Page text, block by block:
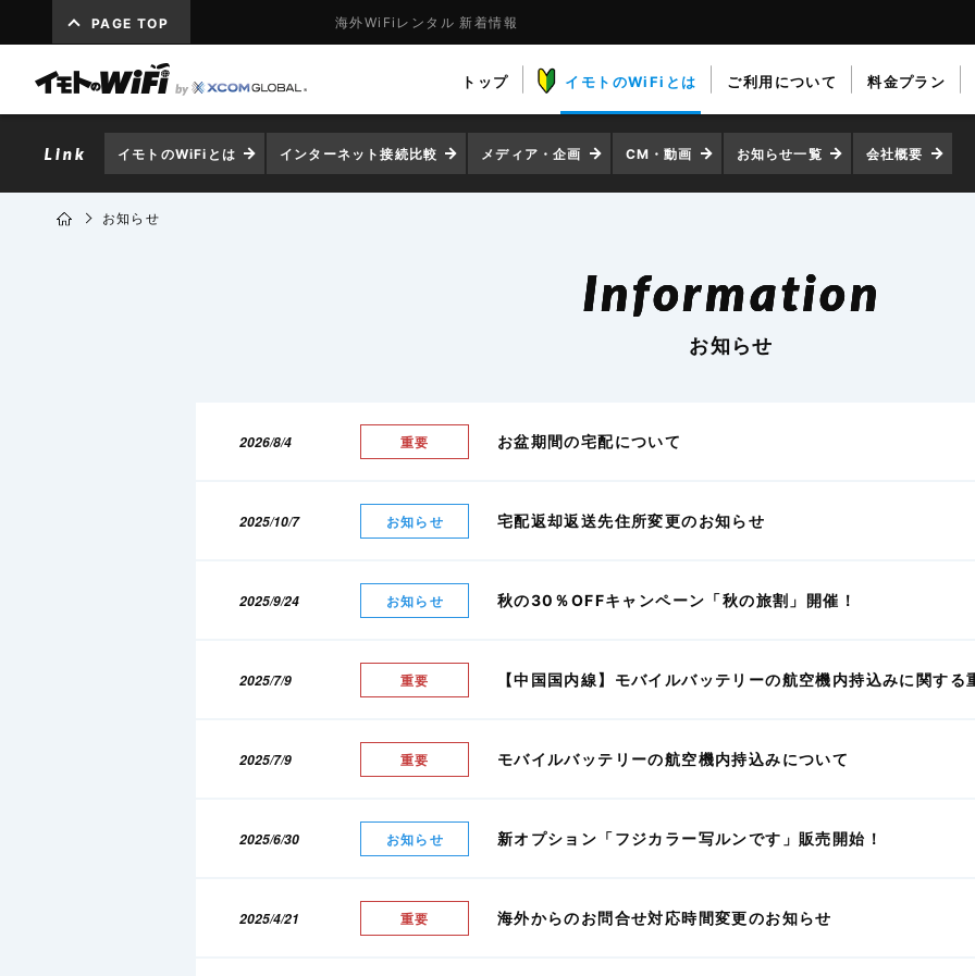
海外WiFiレンタル 新着情報
PAGE TOP
トップ イモトのWiFiとは ご利用について 料金プラン
イモトのWiFiとは インターネット接続比較 メディア・企画 CM・動画 お知らせ一覧 会社概要
お知らせ
Information
お知らせ
2026/8/4 重要 お盆期間の宅配について
2025/10/7 お知らせ 宅配返却返送先住所変更のお知らせ
2025/9/24 お知らせ 秋の30％OFFキャンペーン「秋の旅割」開催！
2025/7/9 重要 【中国国内線】モバイルバッテリーの航空機内持込みに関する
2025/7/9 重要 モバイルバッテリーの航空機内持込みについて
2025/6/30 お知らせ 新オプション「フジカラー写ルンです」販売開始！
2025/4/21 重要 海外からのお問合せ対応時間変更のお知らせ